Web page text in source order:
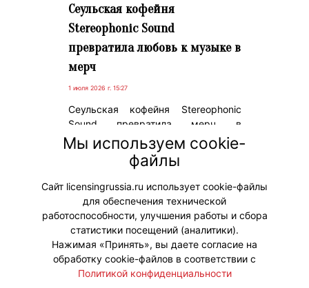
Сеульская кофейня
Stereophonic Sound
превратила любовь к музыке в
мерч
1 июля 2026 г. 15:27
Сеульская кофейня Stereophonic
Sound превратила мерч в
продолжение собственной
концепции, построенной вокруг
культуры аналогового
прослушивания музыки.
#Мерч
Мы используем cookie-
файлы
Сайт licensingrussia.ru использует cookie-файлы
для обеспечения технической
работоспособности, улучшения работы и сбора
статистики посещений (аналитики).
Нажимая «Принять», вы даете согласие на
обработку cookie-файлов в соответствии с
Политикой конфиденциальности